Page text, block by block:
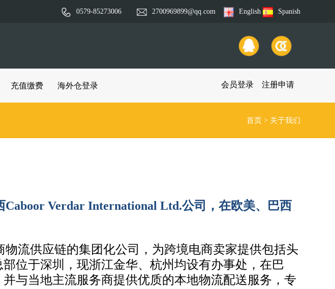
0579-85273006 2700969899@qq.com English Spanish
充值缴费 海外仓登录 会员登录 注册申请
首页 > 关于我们
Verdar International Ltd.公司，在欧美、巴西
流供应链的集团化公司，为跨境电商卖家提供包括头
位于深圳，现浙江金华、杭州均设有办事处，在巴
与当地主流服务商提供优质的本地物流配送服务，专